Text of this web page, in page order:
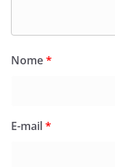
Nome*
E-mail*